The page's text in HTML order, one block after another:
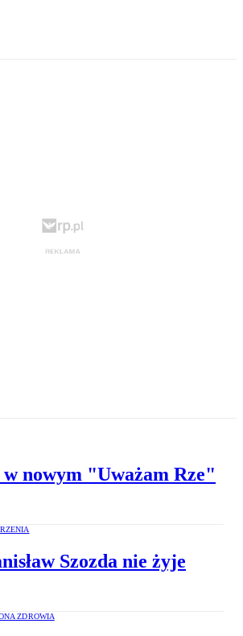
w nowym "Uważam Rze"
Szozda nie żyje
ZDROWIA